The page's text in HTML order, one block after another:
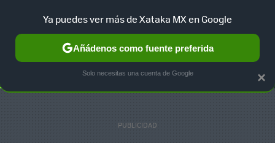
SELECCIÓN GAMING HOME AUTO TERRITORIO
×
Ya puedes ver más de Xataka MX en Google
Añádenos como fuente preferida
Solo necesitas una cuenta de Google